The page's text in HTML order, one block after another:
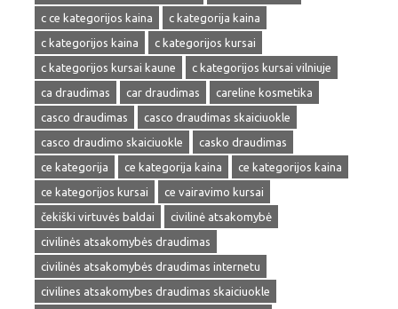
c ce kategorijos kaina
c kategorija kaina
c kategorijos kaina
c kategorijos kursai
c kategorijos kursai kaune
c kategorijos kursai vilniuje
ca draudimas
car draudimas
careline kosmetika
casco draudimas
casco draudimas skaiciuokle
casco draudimo skaiciuokle
casko draudimas
ce kategorija
ce kategorija kaina
ce kategorijos kaina
ce kategorijos kursai
ce vairavimo kursai
čekiški virtuvės baldai
civilinė atsakomybė
civilinės atsakomybės draudimas
civilinės atsakomybės draudimas internetu
civilines atsakomybes draudimas skaiciuokle